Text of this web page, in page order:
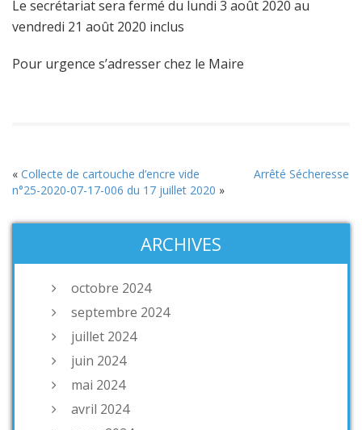
Le secrétariat sera fermé du lundi 3 août 2020 au
vendredi 21 août 2020 inclus
Pour urgence s’adresser chez le Maire
« Collecte de cartouche d’encre vide
Arrêté Sécheresse
n°25-2020-07-17-006 du 17 juillet 2020 »
ARCHIVES
octobre 2024
septembre 2024
juillet 2024
juin 2024
mai 2024
avril 2024